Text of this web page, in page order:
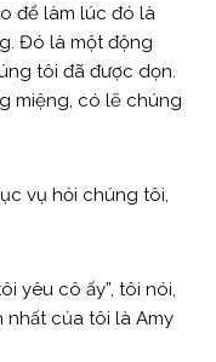
để làm lúc đó là
Đó là một động
tôi đã được dọn.
miệng, có lẽ chúng
vụ hỏi chúng tôi,
yêu cô ấy”, tôi nói,
nhất của tôi là Amy